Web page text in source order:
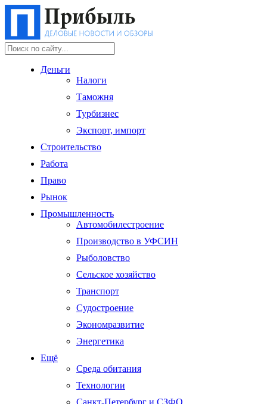
Деньги
Налоги
Таможня
Турбизнес
Экспорт, импорт
Строительство
Работа
Право
Рынок
Промышленность
Автомобилестроение
Производство в УФСИН
Рыболовство
Сельское хозяйство
Транспорт
Судостроение
Экономразвитие
Энергетика
Ещё
Среда обитания
Технологии